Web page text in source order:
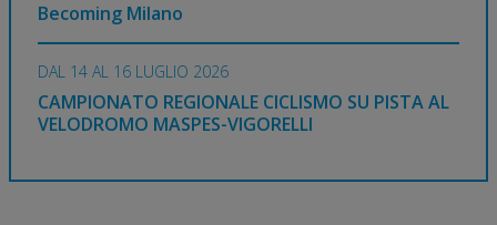
Becoming Milano
DAL 14 AL 16 LUGLIO 2026
CAMPIONATO REGIONALE CICLISMO SU PISTA AL
VELODROMO MASPES-VIGORELLI